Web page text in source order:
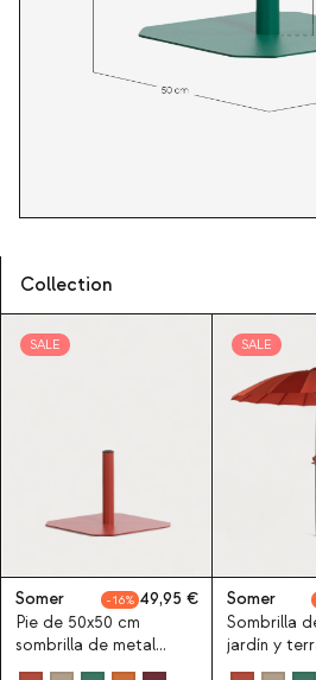
Collection
SALE
Somer 16
49,95
Pie de 50x50 cm
sombrilla de metal
Somer
SALE
Somer
Sombrilla
jardín y